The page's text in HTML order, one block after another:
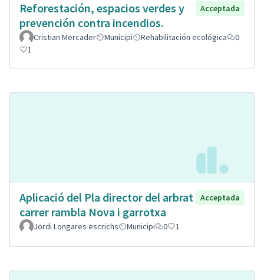
Reforestación, espacios verdes y
prevención contra incendios.
Acceptada
Cristian Mercader Municipi Rehabilitación ecológica
0
1
Aplicació del Pla director del arbrat
carrer rambla Nova i garrotxa
Acceptada
Jordi Longares escrichs Municipi 0 1